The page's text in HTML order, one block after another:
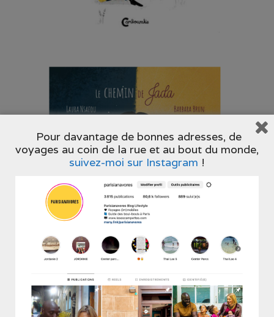
Pour davantage de bonnes adresses, de
voyages au coin de la rue et au bout du monde,
suivez-moi sur Instagram !